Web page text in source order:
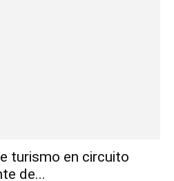
turismo en circuito
de...